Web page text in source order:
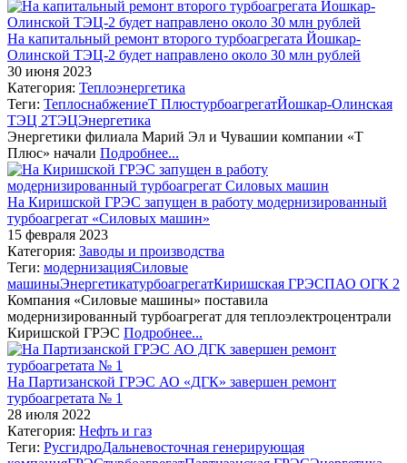
На капитальный ремонт второго турбоагрегата Йошкар-
Олинской ТЭЦ-2 будет направлено около 30 млн рублей
30 июня 2023
Категория: Теплоэнергетика
Теги: ТеплоснабжениеТ ПлюстурбоагрегатЙошкар-Олинская
ТЭЦ 2ТЭЦЭнергетика
Энергетики филиала Марий Эл и Чувашии компании «Т
Плюс» начали Подробнее...
На Киришской ГРЭС запущен в работу модернизированный
турбоагрегат «Силовых машин»
15 февраля 2023
Категория: Заводы и производства
Теги: модернизацияСиловые
машиныЭнергетикатурбоагрегатКиришская ГРЭСПАО ОГК 2
Компания «Силовые машины» поставила
модернизированный турбоагрегат для теплоэлектроцентрали
Киришской ГРЭС Подробнее...
На Партизанской ГРЭС АО «ДГК» завершен ремонт
турбоагретата № 1
28 июля 2022
Категория: Нефть и газ
Теги: РусгидроДальневосточная генерирующая